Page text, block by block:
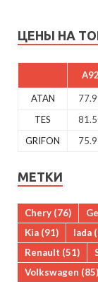
ЦЕНЫ НА
A92
ATAN
TES
GRIFON
МЕТКИ
Chery (76)
Kia (91) lada
Renault (51)
Volkswagen (85)